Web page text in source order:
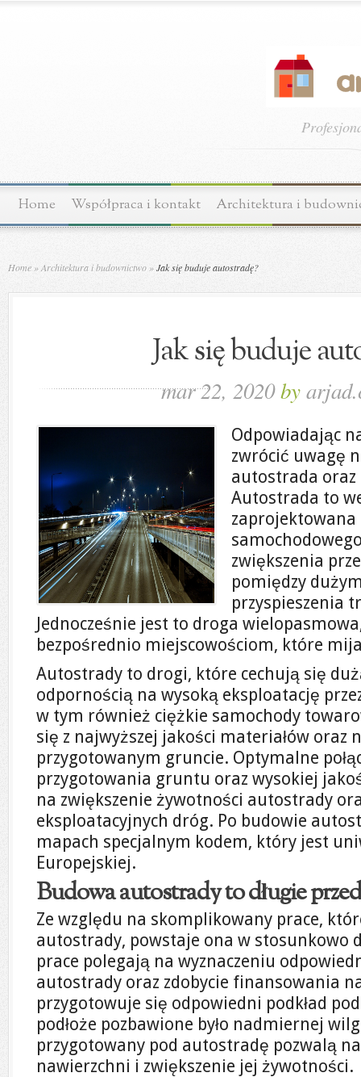
Home Współpraca i kontakt Architektura i
Home »Architektura i budownictwo »Jak się buduje autostradę?
Jak się buduje
mar 22, 2020by
Odpowiadając
zwrócić uwagę
autostrada oraz
Autostrada to
zwiększenia
pomiędzy
przyspieszenia
Jednocześnie jest to droga
bezpośrednio miejscowościom, które
Autostrady to drogi, które cechują się
odpornością na wysoką eksploatację
w tym również ciężkie samochody
się z najwyższej jakości materiałów oraz
przygotowanym gruncie. Optymalne
przygotowania gruntu oraz wysokiej
na zwiększenie żywotności autostrady
eksploatacyjnych dróg. Po budowie
mapach specjalnym kodem, który jest
Europejskiej.
Budowa autostrady to długie
Ze względu na skomplikowany prace,
autostrady, powstaje ona w stosunkowo
prace polegają na wyznaczeniu
autostrady oraz zdobycie finansowania
przygotowuje się odpowiedni podkład
podłoże pozbawione było nadmiernej
przygotowany pod autostradę pozwalą
nawierzchni i zwiększenie jej żywotności.